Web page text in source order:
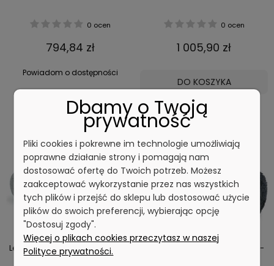
0 ocen
794,84 zł
Powiadom o dostępności
0 ocen
1 005,90 zł
DO KOSZYKA
Legowisko pluszowe M 60cm -
jasnoszare x 16
Legowisko pluszowe S 40cm -
Dbamy o Twoją
prywatność
Pliki cookies i pokrewne im technologie umożliwiają
poprawne działanie strony i pomagają nam
dostosować ofertę do Twoich potrzeb. Możesz
zaakceptować wykorzystanie przez nas wszystkich
tych plików i przejść do sklepu lub dostosować użycie
plików do swoich preferencji, wybierając opcję
"Dostosuj zgody".
Więcej o plikach cookies przeczytasz w naszej
Polityce prywatności.